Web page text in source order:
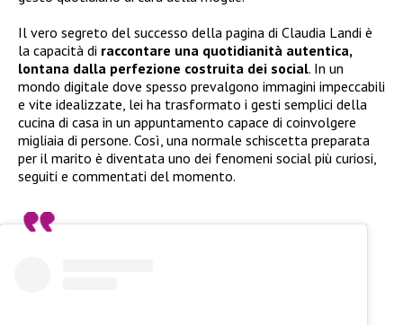
Il vero segreto del successo della pagina di Claudia Landi è
la capacità di raccontare una quotidianità autentica,
lontana dalla perfezione costruita dei social. In un
mondo digitale dove spesso prevalgono immagini impeccabili
e vite idealizzate, lei ha trasformato i gesti semplici della
cucina di casa in un appuntamento capace di coinvolgere
migliaia di persone. Così, una normale schiscetta preparata
per il marito è diventata uno dei fenomeni social più curiosi,
seguiti e commentati del momento.